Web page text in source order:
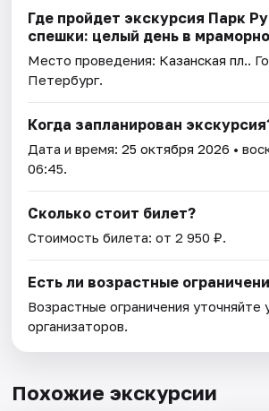
Где пройдет экскурсия Парк
спешки: целый день в
Место проведения: Казанская пл..
Петербург.
Когда запланирован
Дата и время:25 октября 2026 •
06:45.
Сколько стоит билет?
Стоимость билета: от 2 950 ₽.
Есть ли возрастные
Возрастные ограничения уточняйте
организаторов.
Похожие экскурсии